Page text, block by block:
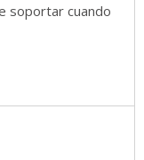
soportar cuando